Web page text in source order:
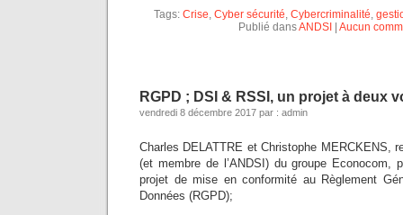
Tags: Crise, Cyber sécurité, Cybercriminalité,
Publié dansANDSI Aucun
RGPD ; DSI & RSSI, un projet à deux
vendredi 8 décembre 2017 par : admin
Charles DELATTRE et Christophe MERCKENS,
(et membre de l’ANDSI) du groupe Econocom,
projet de mise en conformité au Règlement
Données (RGPD);